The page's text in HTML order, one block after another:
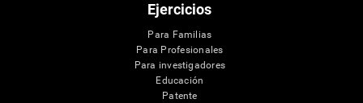
Ejercicios
Para Familias
Para Profesionales
Para investigadores
Educación
Patente